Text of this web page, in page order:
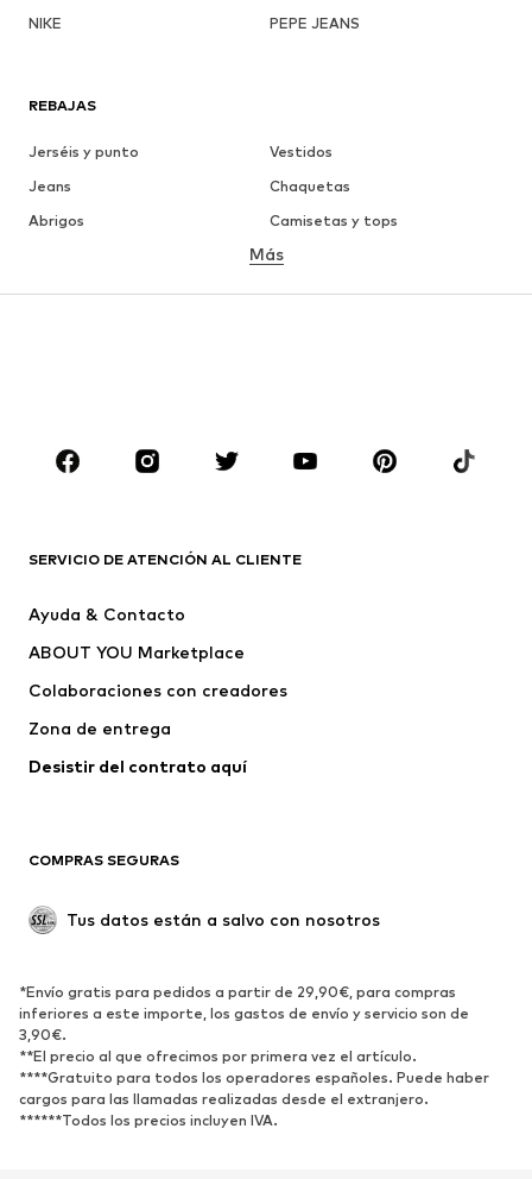
NIKE
PEPE JEANS
REBAJAS
Jerséis y punto
Vestidos
Jeans
Chaquetas
Abrigos
Camisetas y tops
Ropa interior
Faldas
Blusas y camisas
Zapatos
Deporte
Vestidos
Camisetas y tops
Chaquetas
Jerséis y punto
Ropa interior
Abrigos
Tallas grandes
Reciclado
ZAPATOS
Nuevo
Zapatillas de deporte
Botines
Zapatos de tacón y plataforma Botas
Más
SERVICIO DE ATENCIÓN AL CLIENTE
Ayuda & Contacto
ABOUT YOU Marketplace
Colaboraciones con creadores
Zona de entrega
Desistir del contrato aquí
COMPRAS SEGURAS
Tus datos están a salvo con nosotros
*Envío gratis para pedidos a partir de 29,90€, para compras
inferiores a este importe, los gastos de envío y servicio son de
3,90€.
**El precio al que ofrecimos por primera vez el artículo.
****Gratuito para todos los operadores españoles. Puede haber
cargos para las llamadas realizadas desde el extranjero.
******Todos los precios incluyen IVA.